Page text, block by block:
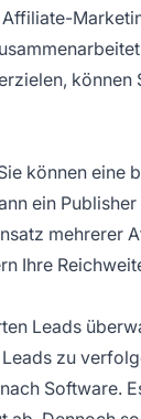
Affiliate-
können
können eine
ein
mehrerer
Ihre
Leads
zu
Software.